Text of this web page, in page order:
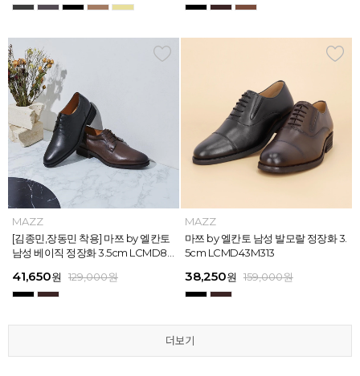
MAZZ
마쯔 by 엘칸토 남성 스트라이프 웨빙
포인트 스니커즈 3cm LCMS68M31
67,150원 179,000원
MAZZ
마쯔 by 엘칸토 남성 플레인 볼륨 컵
솔 스니커즈 3cm LCMS62M613
62,900원 179,000원
더보기
MAZZ
[김종민,장동민 착용] 마쯔 by 엘칸토
남성 베이직 정장화 3.5cm LCMD80
41,650원 129,000원
MAZZ
마쯔 by 엘칸토 남성 발모랄 정장화 3.
5cm LCMD43M313
38,250원 159,000원
더보기
MAZZ
마쯔 by 엘칸토 남성 오버랩 로퍼 2c
m LCMC92I126
38,250원 129,000원
MAZZ
마쯔 by 엘칸토 남성 스트랩 로퍼 2c
m LCMC91M313
39,200원 159,000원
더보기
MAZZ
마쯔 by 엘칸토 남성 포인트 컴포트화
4cm LCMD11M111
41,650원 129,000원
MAZZ
마쯔 by 엘칸토 남성 캐주얼 컴포트화
4cm LCMD13M111
41,650원 129,000원
더보기
MAZZ
마쯔 by 엘칸토 남성 스트라이프 웨빙
포인트 스니커즈 3cm LCMS68M31
67,150원 179,000원
MAZZ
마쯔 by 엘칸토 남성 플레인 볼륨 컵
솔 스니커즈 3cm LCMS62M613
62,900원 179,000원
더보기
MAZZ
[김종민,장동민 착용] 마쯔 by 엘칸토
남성 베이직 정장화 3.5cm LCMD80
41,650원 129,000원
MAZZ
마쯔 by 엘칸토 남성 발모랄 정장화 3.
5cm LCMD43M313
38,250원 159,000원
더보기